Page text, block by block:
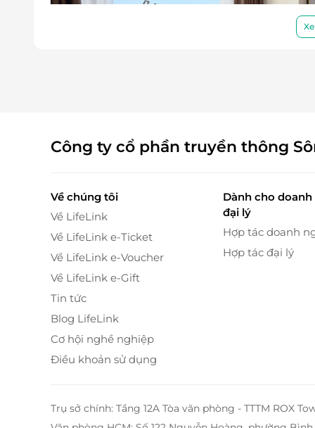
Phòng Premier Deluxe rộng rãi 35m2 được
Một số góc "sang chảnh" tại phòng
Công ty cổ phần truyền thông
Về chúng tôi
Về LifeLink
Về LifeLink e-Ticket
Về LifeLink e-Voucher
Về LifeLink e-Gift
Tin tức
Blog LifeLink
Cơ hội nghề nghiệp
Điều khoản sử dụng
Dành cho
đại lý
Hợp tác doanh
Hợp tác đại lý
Trụ sở chính: Tầng 12A Tòa văn phòng - TTTM ROX